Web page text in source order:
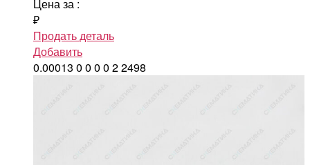
Цена за :
₽
Продать деталь
Добавить
0.00013 0 0 0 0 22498